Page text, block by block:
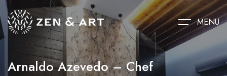
MENU
Arnaldo Azevedo – Chef